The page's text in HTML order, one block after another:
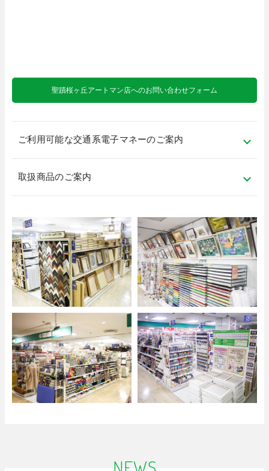
聖蹟桜ヶ丘アートマン店へのお問い合わせフォーム
ご利用可能な交通系電子マネーのご案内
取扱商品のご案内